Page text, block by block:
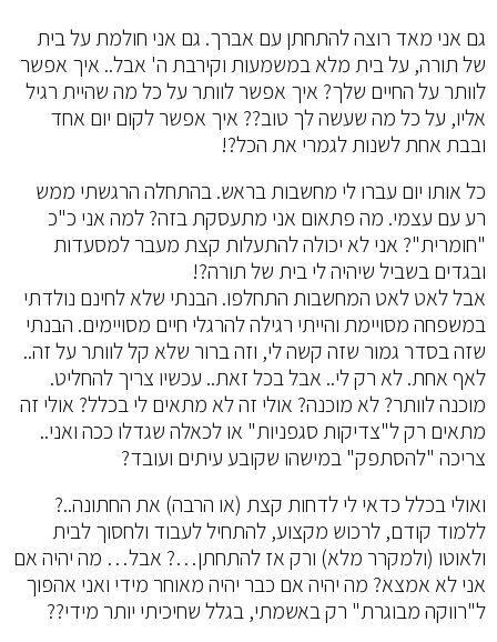
גם אני מאד רוצה להתחתן עם אברך. גם אני חולמת על בית
של תורה, על בית מלא במשמעות וקירבת ה' אבל.. איך אפשר
לוותר על החיים שלך? איך אפשר לוותר על כל מה שהיית רגיל
אליו, על כל מה שעשה לך טוב?? איך אפשר לקום יום אחד
ובבת אחת לשנות לגמרי את הכל?!
כל אותו יום עברו לי מחשבות בראש. בהתחלה הרגשתי ממש
רע עם עצמי. מה פתאום אני מתעסקת בזה? למה אני כ"כ
"חומרית"? אני לא יכולה להתעלות קצת מעבר למסעדות
ובגדים בשביל שיהיה לי בית של תורה?!
אבל לאט לאט המחשבות התחלפו. הבנתי שלא לחינם נולדתי
במשפחה מסויימת והייתי רגילה להרגלי חיים מסויימים. הבנתי
שזה בסדר גמור שזה קשה לי, וזה ברור שלא קל לוותר על זה..
לאף אחת. לא רק לי.. אבל בכל זאת.. עכשיו צריך להחליט.
מוכנה לוותר? לא מוכנה? אולי זה לא מתאים לי בכלל? אולי זה
מתאים רק ל"צדיקות סגפניות" או לכאלה שגדלו ככה ואני..
צריכה "להסתפק" במישהו שקובע עיתים ועובד?
ואולי בכלל כדאי לי לדחות קצת (או הרבה) את החתונה..?
ללמוד קודם, לרכוש מקצוע, להתחיל לעבוד ולחסוך לבית
ולאוטו (ולמקרר מלא) ורק אז להתחתן…? אבל… מה יהיה אם
אני לא אמצא? מה יהיה אם כבר יהיה מאוחר מידי ואני אהפוך
ל"רווקה מבוגרת" רק באשמתי, בגלל שחיכיתי יותר מידי??